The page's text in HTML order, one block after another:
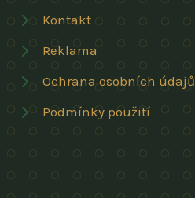
Kontakt
Reklama
Ochrana osobních údajů
Podmínky použití